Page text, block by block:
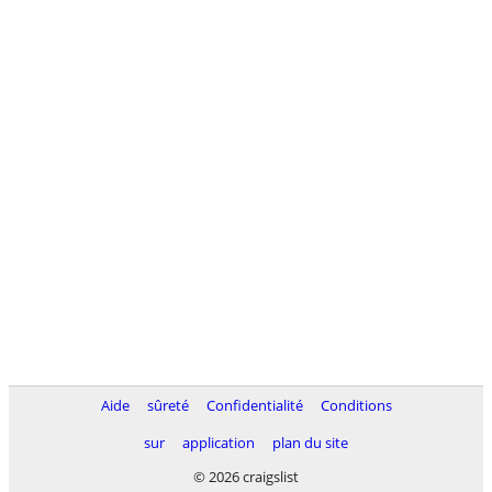
Aide sûreté Confidentialité
Conditions
sur
application
plan du site
© 2026 craigslist